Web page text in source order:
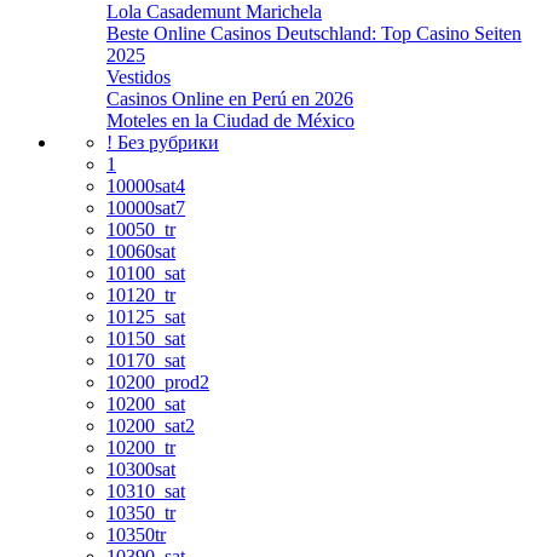
Lola Casademunt Marichela
Beste Online Casinos Deutschland: Top Casino Seiten
2025
Vestidos
Casinos Online en Perú en 2026
Moteles en la Ciudad de México
! Без рубрики
1
10000sat4
10000sat7
10050_tr
10060sat
10100_sat
10120_tr
10125_sat
10150_sat
10170_sat
10200_prod2
10200_sat
10200_sat2
10200_tr
10300sat
10310_sat
10350_tr
10350tr